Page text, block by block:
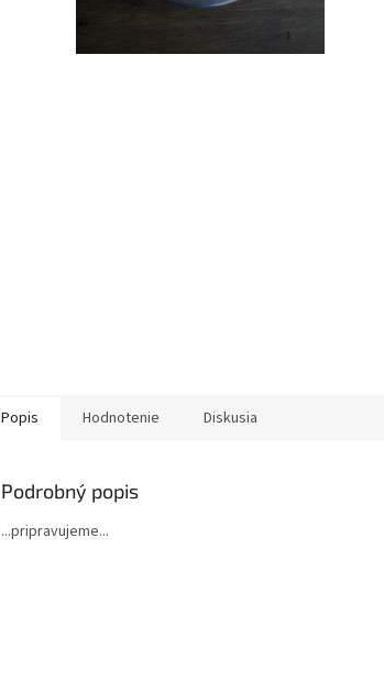
Popis Hodnotenie Diskusia
Podrobný popis
...pripravujeme...